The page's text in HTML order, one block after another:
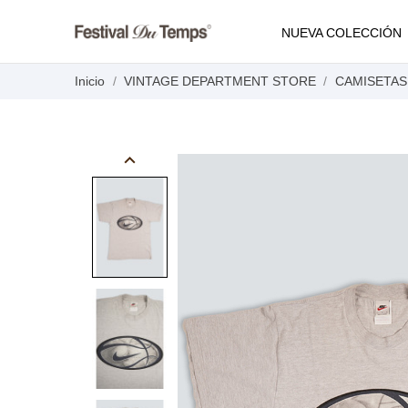
NUEVA COLECCIÓN
Inicio VINTAGE DEPARTMENT STORE CAMISETAS
keyboard_arrow_left